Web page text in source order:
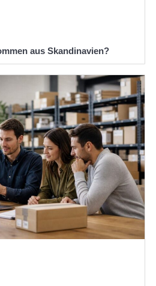
aus Skandinavien?